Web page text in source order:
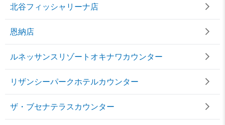
北谷フィッシャリーナ店
恩納店
ルネッサンスリゾートオキナワカウンター
リザンシーパークホテルカウンター
ザ・ブセナテラスカウンター